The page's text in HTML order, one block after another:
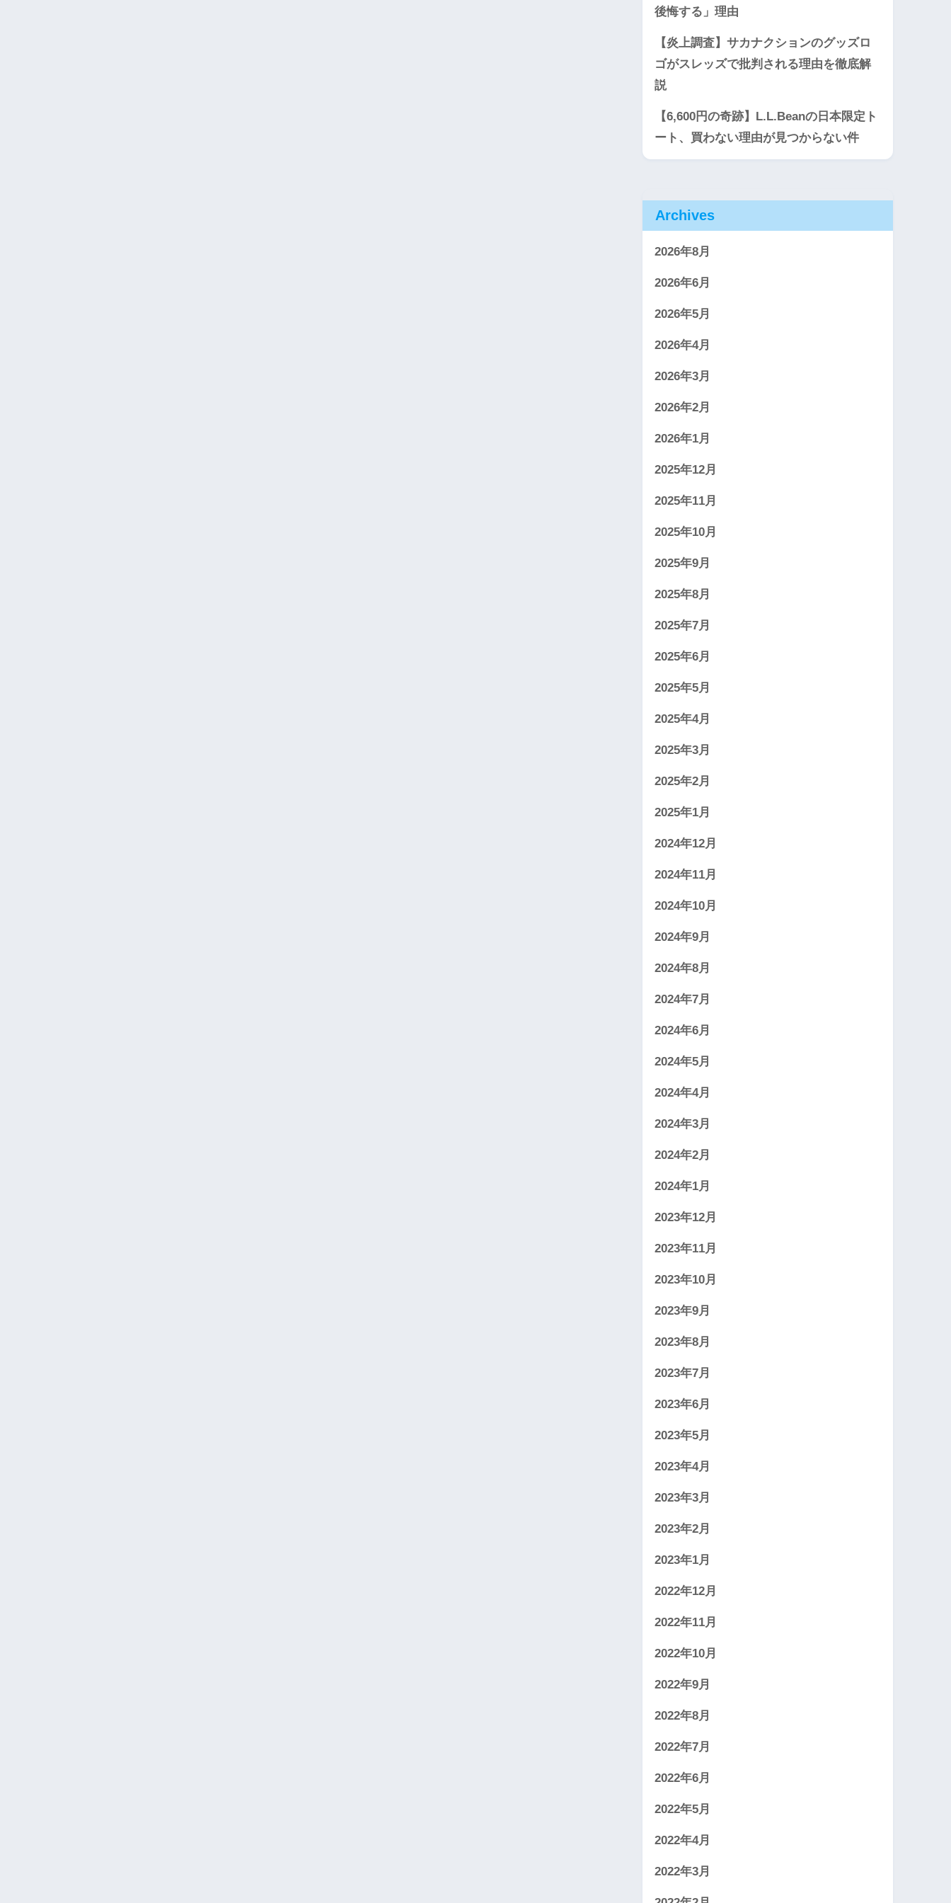
後悔する」理由
【炎上調査】サカナクションのグッズロ
ゴがスレッズで批判される理由を徹底解
説
【6,600円の奇跡】L.L.Beanの日本限定ト
ート、買わない理由が見つからない件
Archives
2026年8月
2026年6月
2026年5月
2026年4月
2026年3月
2026年2月
2026年1月
2025年12月
2025年11月
2025年10月
2025年9月
2025年8月
2025年7月
2025年6月
2025年5月
2025年4月
2025年3月
2025年2月
2025年1月
2024年12月
2024年11月
2024年10月
2024年9月
2024年8月
2024年7月
2024年6月
2024年5月
2024年4月
2024年3月
2024年2月
2024年1月
2023年12月
2023年11月
2023年10月
2023年9月
2023年8月
2023年7月
2023年6月
2023年5月
2023年4月
2023年3月
2023年2月
2023年1月
2022年12月
2022年11月
2022年10月
2022年9月
2022年8月
2022年7月
2022年6月
2022年5月
2022年4月
2022年3月